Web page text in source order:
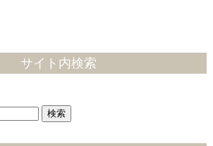
サイト内検索